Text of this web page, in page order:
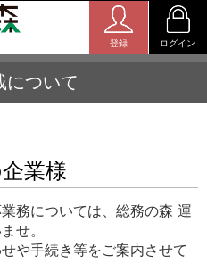
登録 ログイン
について
業様
務については、総務の森 運
せ。
や手続き等をご案内させて